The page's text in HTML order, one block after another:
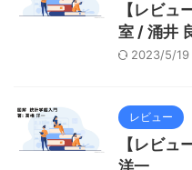
【レビュ
室 / 涌井
2023/5/19
レビュー
【レビュ
洋一